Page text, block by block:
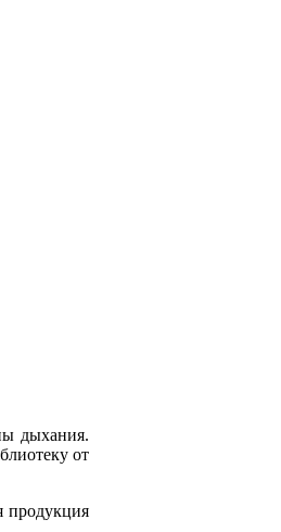
дыхания.
от
продукция